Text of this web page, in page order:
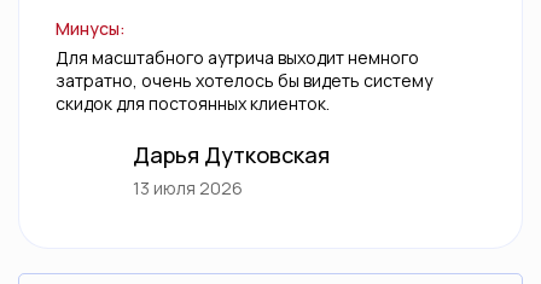
Минусы:
Для масштабного аутрича выходит немного
затратно, очень хотелось бы видеть систему
скидок для постоянных клиенток.
Дарья Дутковская
13 июля 2026